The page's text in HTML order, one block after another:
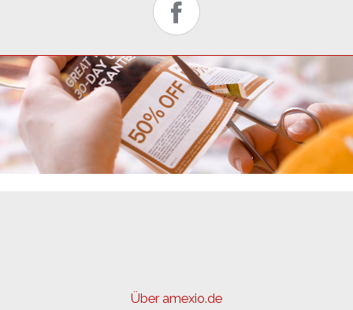
Über amexio.de